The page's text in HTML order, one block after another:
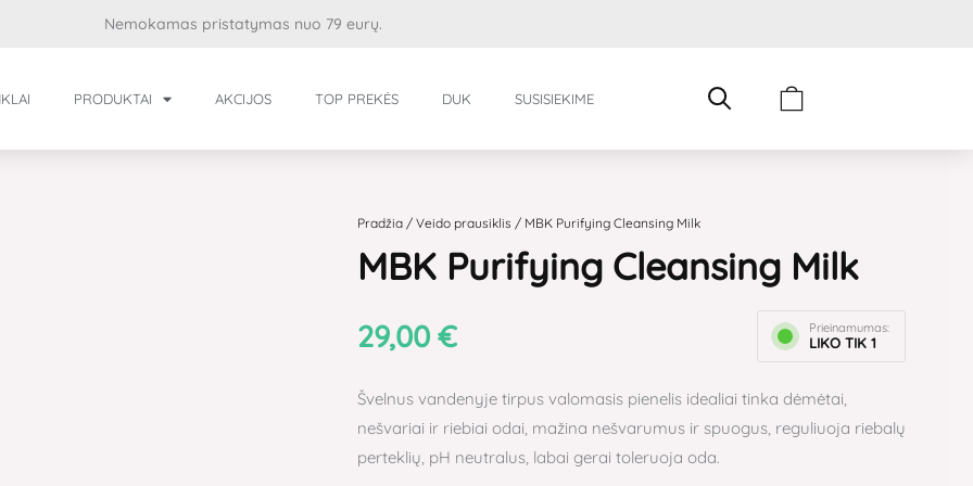
Nemokamas pristatymas nuo 79 eurų.
PRODUKTAI AKCIJOS TOP PREKĖS DUK SUSISIEKIME
Cart
Pradžia / Veido prausiklis / MBK Purifying Cleansing Milk
MBK Purifying Cleansing Milk
29,00 € Prieinamumas:
LIKO TIK 1
Švelnus vandenyje tirpus valomasis pienelis idealiai tinka dėmėtai,
nešvariai ir riebiai odai, mažina nešvarumus ir spuogus, reguliuoja riebalų
perteklių, pH neutralus, labai gerai toleruoja oda.
MBK
Purifying
Cleansing